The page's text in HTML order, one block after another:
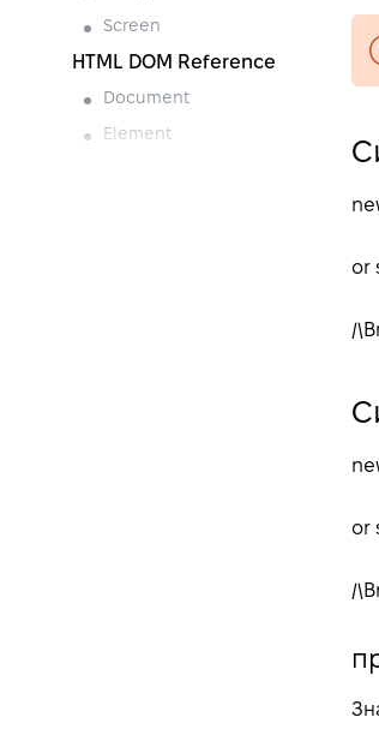
Screen
HTML DOM Reference
Document
Element
or
/\B
or
/\B